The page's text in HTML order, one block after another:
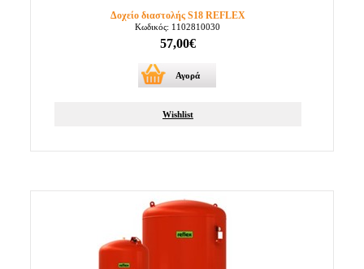
Δοχείο διαστολής S18 REFLEX
Κωδικός: 1102810030
57,00€
Αγορά
Wishlist